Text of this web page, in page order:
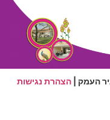
העמק | הצהרת נגישות